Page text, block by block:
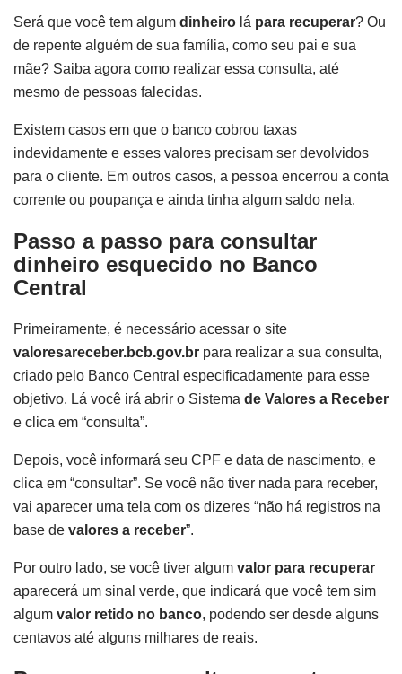
Será que você tem algum dinheiro lá para recuperar? Ou
de repente alguém de sua família, como seu pai e sua
mãe? Saiba agora como realizar essa consulta, até
mesmo de pessoas falecidas.
Existem casos em que o banco cobrou taxas
indevidamente e esses valores precisam ser devolvidos
para o cliente. Em outros casos, a pessoa encerrou a conta
corrente ou poupança e ainda tinha algum saldo nela.
Passo a passo para consultar
dinheiro esquecido no Banco
Central
Primeiramente, é necessário acessar o site
valoresareceber.bcb.gov.br para realizar a sua consulta,
criado pelo Banco Central especificadamente para esse
objetivo. Lá você irá abrir o Sistema de Valores a Receber
e clica em “consulta”.
Depois, você informará seu CPF e data de nascimento, e
clica em “consultar”. Se você não tiver nada para receber,
vai aparecer uma tela com os dizeres “não há registros na
base de valores a receber”.
Por outro lado, se você tiver algum valor para recuperar
aparecerá um sinal verde, que indicará que você tem sim
algum valor retido no banco, podendo ser desde alguns
centavos até alguns milhares de reais.